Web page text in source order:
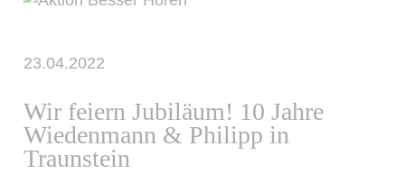
23.04.2022
Wir feiern Jubiläum! 10 Jahre
Wiedenmann & Philipp in
Traunstein